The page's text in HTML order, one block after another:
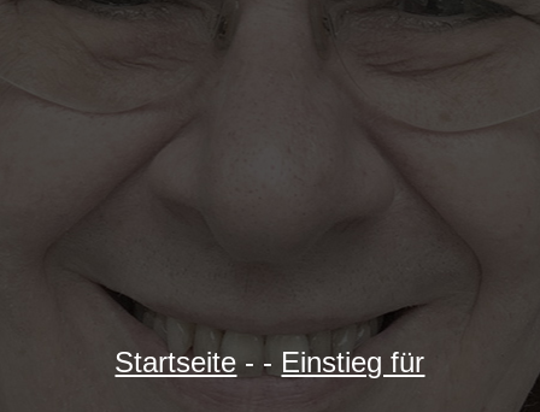
Startseite - - Einstieg für